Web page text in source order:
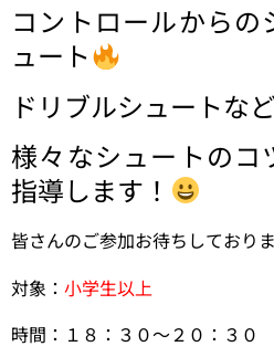
コントロールからの
ュート
ドリブルシュートなど
様々なシュートのコ
指導します！
皆さんのご参加お待ちしておりま
対象： 小学生以上
時間：１８：３０〜２０：３０